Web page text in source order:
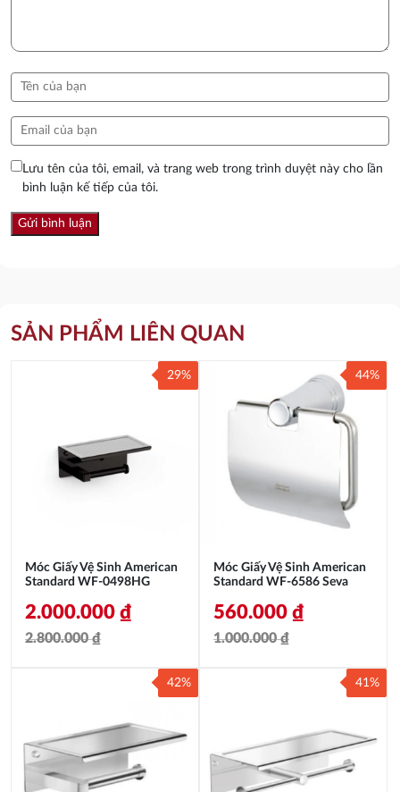
Lưu tên của tôi, email, và trang web trong trình duyệt này cho lần
bình luận kế tiếp của tôi.
SẢN PHẨM LIÊN QUAN
Móc Giấy Vệ Sinh American
Standard WF-0498HG
2.800.000₫
2.800.000 ₫.
2.000.000 ₫
là:
2.000.000 ₫.
29%
Móc Giấy Vệ Sinh American
Standard WF-6586 Seva
1.000.000₫
1.000.000 ₫.
560.000 ₫
là:
560.000 ₫.
44%
42% 41%